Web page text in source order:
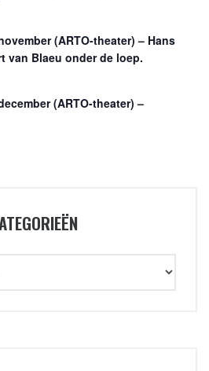
(ARTO-theater) – Hans
van Blaeu onder de loep.
(ARTO-theater) –